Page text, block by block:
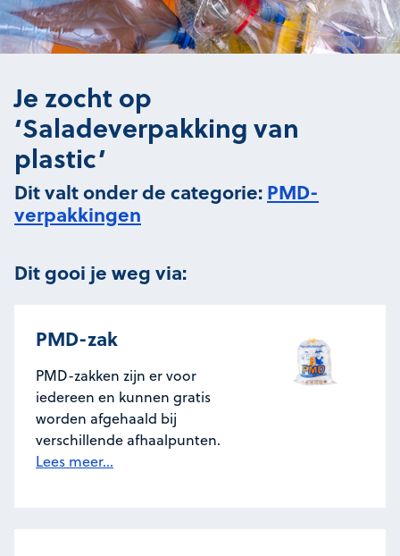
Je zocht op
‘Saladeverpakking van
plastic’
Dit valt onder de categorie:PMD-
verpakkingen
Dit gooi je weg via:
PMD-zak
PMD-zakken zijn er voor
iedereen en kunnen gratis
worden afgehaald bij
verschillende afhaalpunten.
Lees meer...